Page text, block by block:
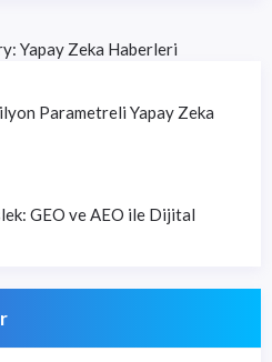
Yapay Zeka Haberleri
Parametreli Yapay Zeka
GEO ve AEO ile Dijital